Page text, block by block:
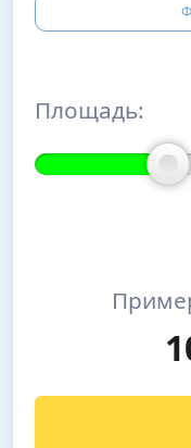
Площадь: